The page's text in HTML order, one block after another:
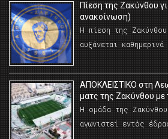
Πίεση της Ζακύνθου
ανακοίνωση)
Η πίεση της
αυξάνεται
AΠΟΚΛΕΙΣΤΙΚΟ στη
ματς της Ζακύνθου με
Η ομάδα της
αγωνιστεί εντός